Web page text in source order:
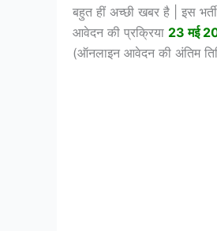
बहुत हीं अच्छी खबर है | इस
आवेदन की प्रक्रिया 23 मई
(ऑनलाइन आवेदन की अंतिम